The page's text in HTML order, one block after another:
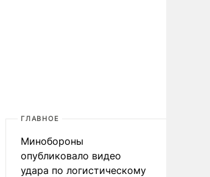
ГЛАВНОЕ
Минобороны
опубликовало видео
удара по логистическому